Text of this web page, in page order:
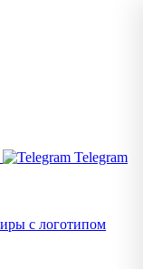
Telegram